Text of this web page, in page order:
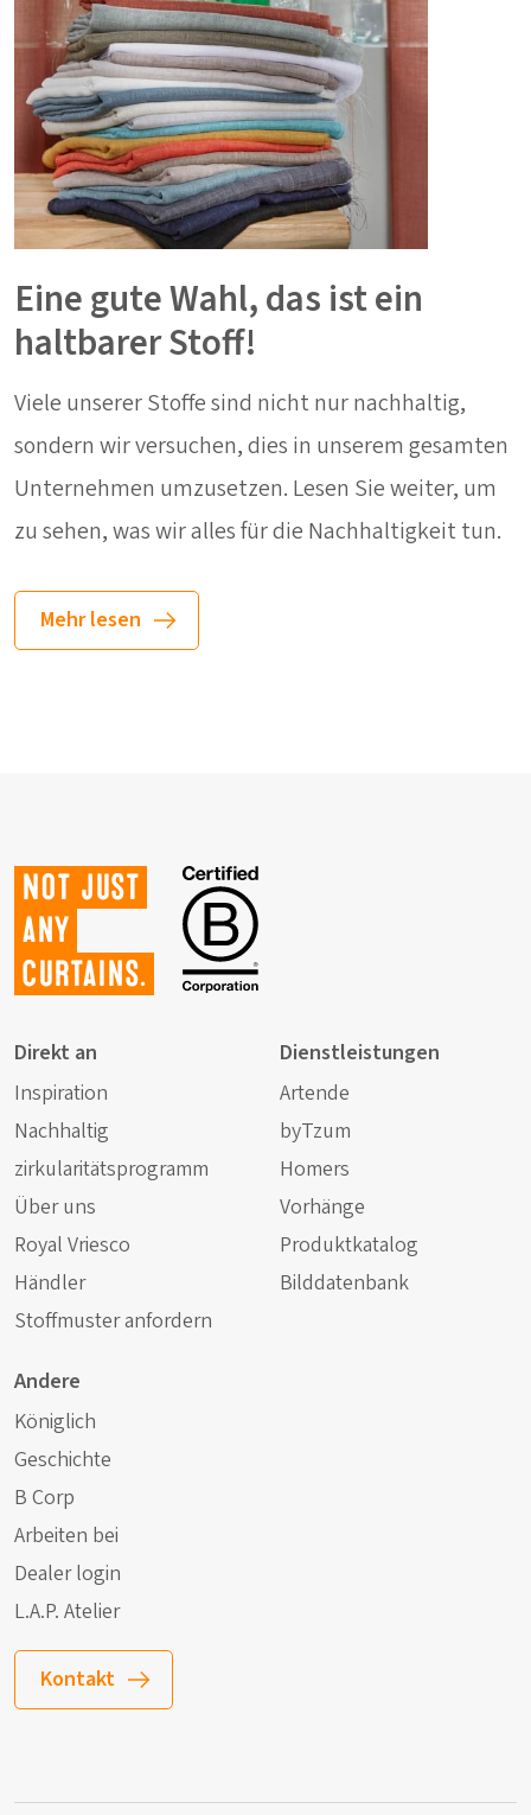
Eine gute Wahl, das ist ein
haltbarer Stoff!
Viele unserer Stoffe sind nicht nur nachhaltig,
sondern wir versuchen, dies in unserem gesamten
Unternehmen umzusetzen. Lesen Sie weiter, um
zu sehen, was wir alles für die Nachhaltigkeit tun.
Mehr lesen
Not just
any
curtains.
Direkt an
Inspiration
Nachhaltig
zirkularitätsprogramm
Über uns
Royal Vriesco
Händler
Stoffmuster anfordern
Dienstleistungen
Artende
byTzum
Homers
Vorhänge
Produktkatalog
Bilddatenbank
Andere
Königlich
Geschichte
B Corp
Arbeiten bei
Dealer login
L.A.P. Atelier
Kontakt